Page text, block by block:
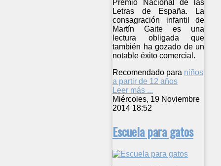
Premio Nacional de las
Letras de España. La
consagración infantil de
Martín Gaite es una
lectura obligada que
también ha gozado de un
notable éxito comercial.
Recomendado para niños
a partir de 12 años
Leer más ...
Miércoles, 19 Noviembre
2014 18:52
Escuela para gatos